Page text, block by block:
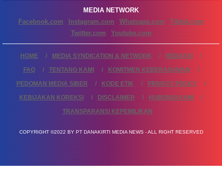
MEDIA NETWORK
Facebook.com
Instagram.com Whatsapp.com
Tiktok.com
Twitter.com
Youtube.com
HOME MEDIA SYNDICATION & NETWORK
REDAKSI
FAQ
TENTANG KAMI
KOMITMEN KEBERAGAMAN
PEDOMAN MEDIA SIBER
KODE ETIK
PRIVACY POLICY
KEBIJAKAN KOREKSI
DISCLAIMER
HUBUNGI KAMI
TRANSPARANSI KEPEMILIKAN
COPYRIGHT ©2022 BY PT DANAKIRTI MEDIA NEWS - ALL RIGHT RESERVED